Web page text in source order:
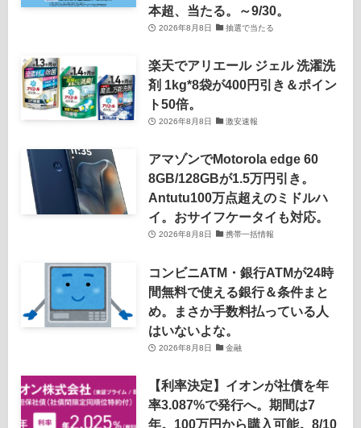
本超、当たる。～9/30。
2026年8月8日 抽選で当たる
楽天でアリエール ジェル 洗濯洗
剤 1kg*8袋が400円引き＆ポイン
ト50倍。
2026年8月8日 激安速報
アマゾンでMotorola edge 60
8GB/128GBが1.5万円引き。
Antutu100万点超えのミドルハ
イ。おサイフケータイも対応。
2026年8月8日 携帯一括情報
コンビニATM・銀行ATMが24時
間無料で使える銀行＆条件まと
め。まさか手数料払っている人
はいないよな。
2026年8月8日 金融
【利率決定】イオンが社債を年
率3.087%で発行へ。期間は7
年。100万円から購入可能。8/10